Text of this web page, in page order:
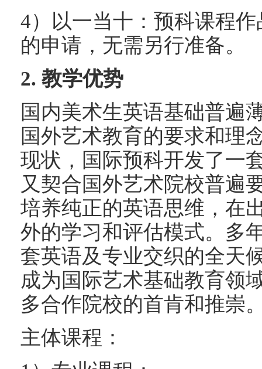
4）以一当十：预科课程
的申请，无需另行准备。
2. 教学优势
国内美术生英语基础普遍
国外艺术教育的要求和理
现状，国际预科开发了一
又契合国外艺术院校普遍
培养纯正的英语思维，在
外的学习和评估模式。多
套英语及专业交织的全天
成为国际艺术基础教育领
多合作院校的首肯和推崇
主体课程：